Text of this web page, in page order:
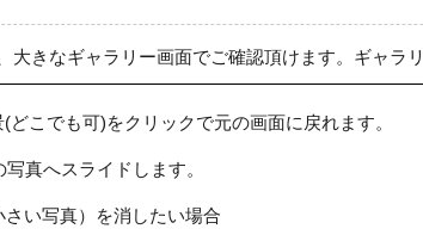
大きなギャラリー画面でご確認頂けます。ギャラ
どこでも可)をクリックで元の画面に戻れます。
真へスライドします。
い写真）を消したい場合